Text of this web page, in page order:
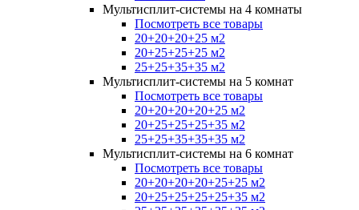
Мультисплит-системы на 4 комнаты
Посмотреть все товары
20+20+20+25 м2
20+25+25+25 м2
25+25+35+35 м2
Мультисплит-системы на 5 комнат
Посмотреть все товары
20+20+20+20+25 м2
20+25+25+25+35 м2
25+25+35+35+35 м2
Мультисплит-системы на 6 комнат
Посмотреть все товары
20+20+20+20+25+25 м2
20+25+25+25+25+35 м2